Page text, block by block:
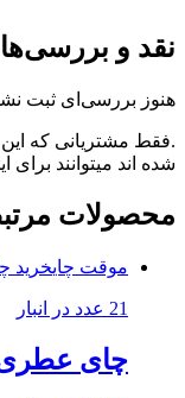
نقد و بررسی‌ها
هنوز بررسی‌ای ثبت
.فقط مشتریانی که
شده اند میتوانند
محصولات
موقت چایخرید
21 عدد در انبار
چای عطری